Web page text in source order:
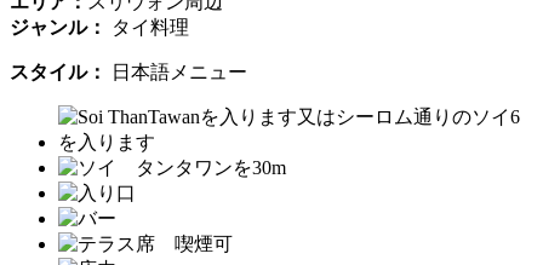
ジャンル：
タイ料理
スタイル： 日本語メニュー